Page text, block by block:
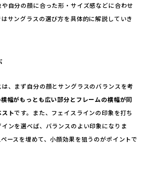
自分の顔に合った形・サイズ感などに合わせ
サングラスの選び方を具体的に解説していき
、まず自分の顔とサングラスのバランスを考
幅がもっとも広い部分とフレームの横幅が同
ストです。また、フェイスラインの印象を打ち
ンを選べば、バランスのよい印象になりま
ースを埋めて、小顔効果を狙うのがポイントで